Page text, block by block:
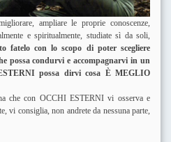
ampliare le proprie conoscenze,
e spiritualmente, studiate sì da soli,
fatelo con lo scopo di poter scegliere
possa condurvi e accompagnarvi in un
possa dirvi cosa È MEGLIO
che con OCCHI ESTERNI vi osserva e
vi consiglia, non andrete da nessuna parte,